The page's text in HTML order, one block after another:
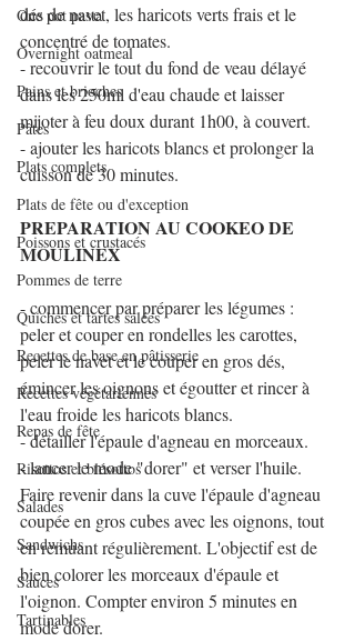
One pot pasta
Overnight oatmeal
Pains et brioches
Pâtes
Plats complets
Plats de fête ou d'exception
Poissons et crustacés
Pommes de terre
Quiches et tartes salées
Recettes de base en pâtisserie
Recettes végétariennes
Repas de fête
Risottos et blésottos
Salades
Sandwichs
Sauces
Tartinables
dés de navet, les haricots verts frais et le
concentré de tomates.
- recouvrir le tout du fond de veau délayé
dans les 250ml d'eau chaude et laisser
mijoter à feu doux durant 1h00, à couvert.
- ajouter les haricots blancs et prolonger la
cuisson de 30 minutes.
PREPARATION AU COOKEO DE
MOULINEX
- commencer par préparer les légumes :
peler et couper en rondelles les carottes,
peler le navet et le couper en gros dés,
émincer les oignons et égoutter et rincer à
l'eau froide les haricots blancs.
- détailler l'épaule d'agneau en morceaux.
- lancer le mode "dorer" et verser l'huile.
Faire revenir dans la cuve l'épaule d'agneau
coupée en gros cubes avec les oignons, tout
en remuant régulièrement. L'objectif est de
bien colorer les morceaux d'épaule et
l'oignon. Compter environ 5 minutes en
mode dorer.